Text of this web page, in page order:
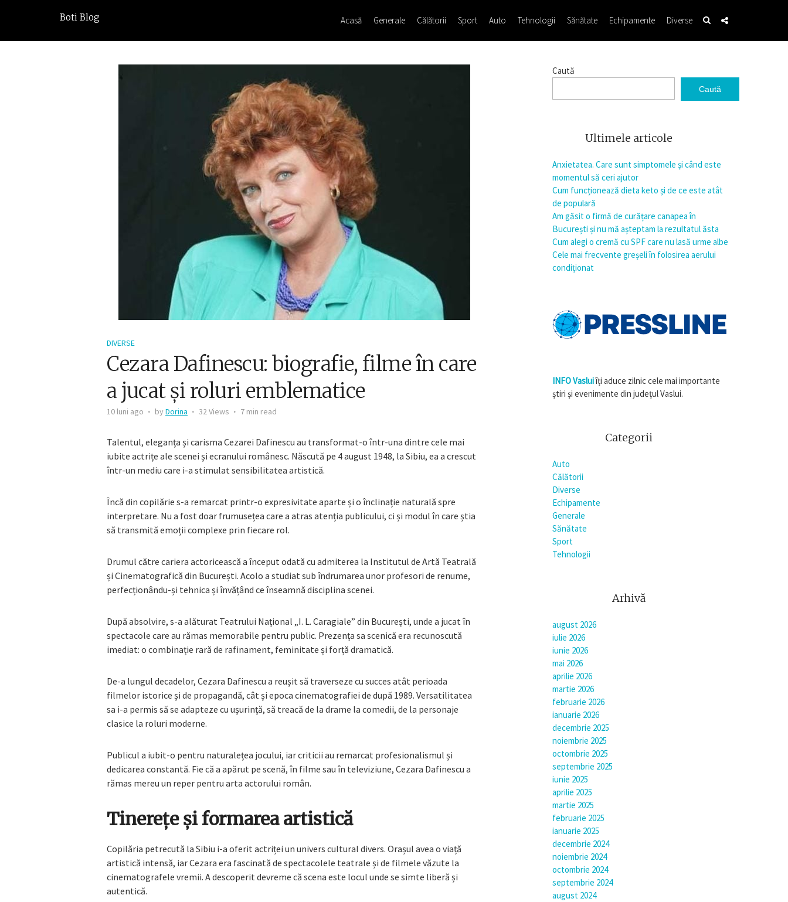
Boti Blog Acasă Generale Călătorii Sport Auto Tehnologii Sănătate Echipamente Diverse
DIVERSE
Cezara Dafinescu: biografie, filme în care
a jucat și roluri emblematice
10 luni ago by Dorina 32 Views 7 min read
Talentul, eleganța și carisma Cezarei Dafinescu au transformat-o într-una dintre cele mai
iubite actrițe ale scenei și ecranului românesc. Născută pe 4 august 1948, la Sibiu, ea a crescut
într-un mediu care i-a stimulat sensibilitatea artistică.
Încă din copilărie s-a remarcat printr-o expresivitate aparte și o înclinație naturală spre
interpretare. Nu a fost doar frumusețea care a atras atenția publicului, ci și modul în care știa
să transmită emoții complexe prin fiecare rol.
Drumul către cariera actoricească a început odată cu admiterea la Institutul de Artă Teatrală
și Cinematografică din București. Acolo a studiat sub îndrumarea unor profesori de renume,
perfecționându-și tehnica și învățând ce înseamnă disciplina scenei.
După absolvire, s-a alăturat Teatrului Național „I. L. Caragiale” din București, unde a jucat în
spectacole care au rămas memorabile pentru public. Prezența sa scenică era recunoscută
imediat: o combinație rară de rafinament, feminitate și forță dramatică.
De-a lungul decadelor, Cezara Dafinescu a reușit să traverseze cu succes atât perioada
filmelor istorice și de propagandă, cât și epoca cinematografiei de după 1989. Versatilitatea
sa i-a permis să se adapteze cu ușurință, să treacă de la drame la comedii, de la personaje
clasice la roluri moderne.
Publicul a iubit-o pentru naturalețea jocului, iar criticii au remarcat profesionalismul și
dedicarea constantă. Fie că a apărut pe scenă, în filme sau în televiziune, Cezara Dafinescu a
rămas mereu un reper pentru arta actorului român.
Tinerețe și formarea artistică
Copilăria petrecută la Sibiu i-a oferit actriței un univers cultural divers. Orașul avea o viață
artistică intensă, iar Cezara era fascinată de spectacolele teatrale și de filmele văzute la
cinematografele vremii. A descoperit devreme că scena este locul unde se simte liberă și
autentică.
Caută
Caută
Ultimele articole
Anxietatea. Care sunt simptomele și când este
momentul să ceri ajutor
Cum funcționează dieta keto și de ce este atât
de populară
Am găsit o firmă de curățare canapea în
București și nu mă așteptam la rezultatul ăsta
Cum alegi o cremă cu SPF care nu lasă urme albe
Cele mai frecvente greșeli în folosirea aerului
condiționat
INFO Vasluiîți aduce zilnic cele mai importante
știri și evenimente din județul Vaslui.
Categorii
Auto
Călătorii
Diverse
Echipamente
Generale
Sănătate
Sport
Tehnologii
Arhivă
august 2026
iulie 2026
iunie 2026
mai 2026
aprilie 2026
martie 2026
februarie 2026
ianuarie 2026
decembrie 2025
noiembrie 2025
octombrie 2025
septembrie 2025
iunie 2025
aprilie 2025
martie 2025
februarie 2025
ianuarie 2025
decembrie 2024
noiembrie 2024
octombrie 2024
septembrie 2024
august 2024